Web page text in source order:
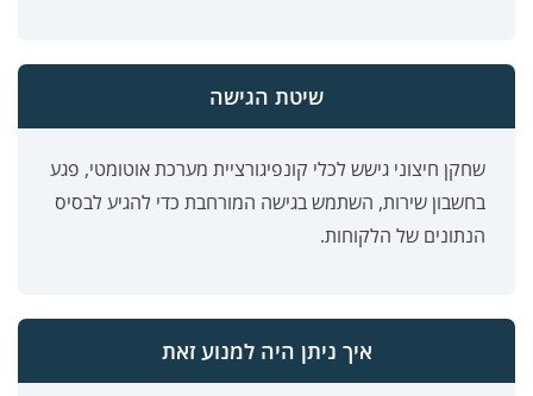
שיטת הגישה
שחקן חיצוני גישש לכלי קונפיגורציית מערכת אוטומטי, פגע
בחשבון שירות, השתמש בגישה המורחבת כדי להגיע לבסיס
הנתונים של הלקוחות.
איך ניתן היה למנוע זאת